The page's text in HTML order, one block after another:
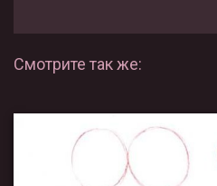
Смотрите так же: